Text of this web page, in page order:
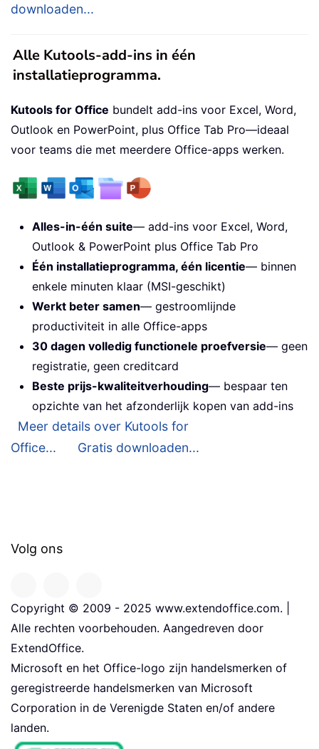
downloaden...
Alle Kutools-add-ins in één
installatieprogramma.
Kutools for Office bundelt add-ins voor Excel, Word,
Outlook en PowerPoint, plus Office Tab Pro—ideaal
voor teams die met meerdere Office-apps werken.
Alles-in-één suite— add-ins voor Excel, Word,
Outlook & PowerPoint plus Office Tab Pro
Één installatieprogramma, één licentie— binnen
enkele minuten klaar (MSI-geschikt)
Werkt beter samen— gestroomlijnde
productiviteit in alle Office-apps
30 dagen volledig functionele proefversie— geen
registratie, geen creditcard
Beste prijs-kwaliteitverhouding— bespaar ten
opzichte van het afzonderlijk kopen van add-ins
Meer details over Kutools for
Office...
Gratis downloaden...
Volg ons
Copyright © 2009 - 2025 www.extendoffice.com. |
Alle rechten voorbehouden. Aangedreven door
ExtendOffice.
Microsoft en het Office-logo zijn handelsmerken of
geregistreerde handelsmerken van Microsoft
Corporation in de Verenigde Staten en/of andere
landen.